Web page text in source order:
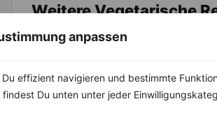
anpassen
effizient navigieren und bestimmte
Du unten unter jeder
Weitere Vegetarische
‹ Kalorien:483 kcal
Fett: 11 g